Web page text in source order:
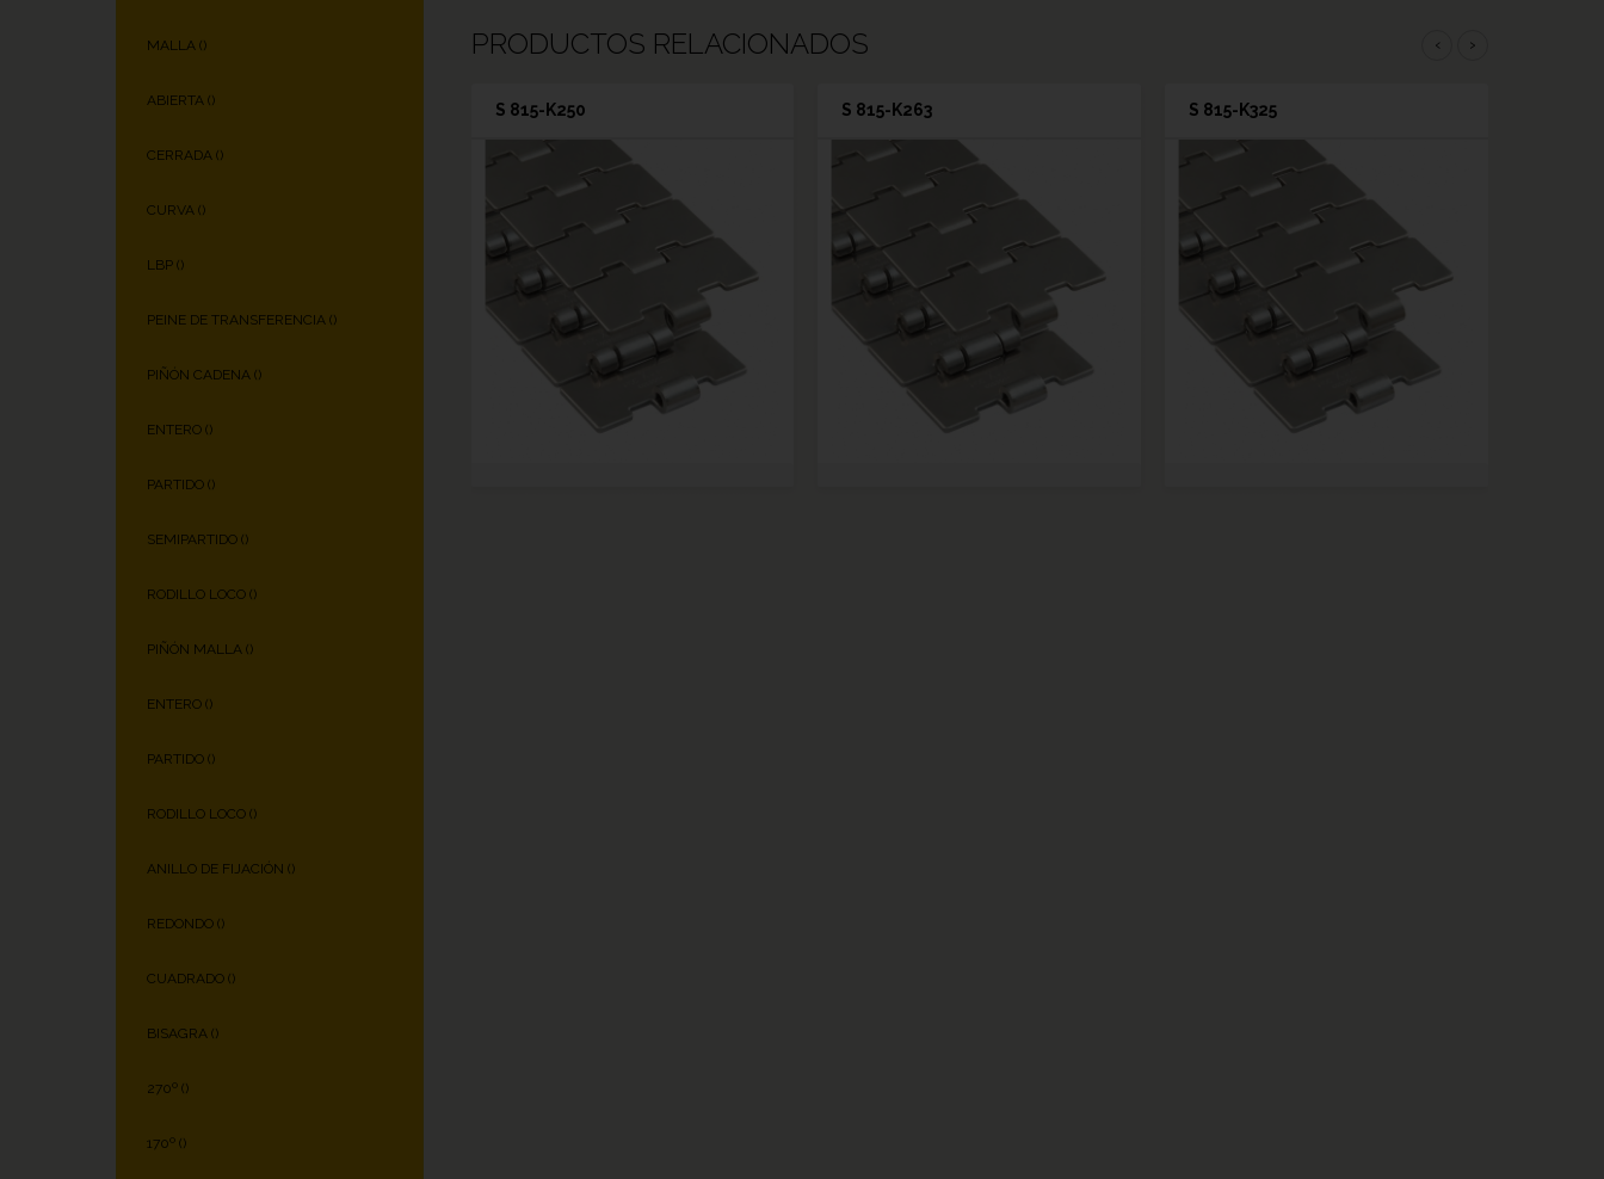
MALLA ()
ABIERTA ()
CERRADA ()
CURVA ()
LBP ()
PEINE DE TRANSFERENCIA ()
PIÑÓN CADENA ()
ENTERO ()
PARTIDO ()
SEMIPARTIDO ()
RODILLO LOCO ()
PIÑÓN MALLA ()
ENTERO ()
PARTIDO ()
RODILLO LOCO ()
ANILLO DE FIJACIÓN ()
REDONDO ()
CUADRADO ()
BISAGRA ()
270º ()
170º ()
PRODUCTOS RELACIONADOS ‹ ›
S 815-K250 S 815-K263 S 815-K325